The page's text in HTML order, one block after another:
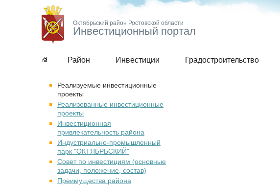
Октябрьский район Ростовской области
Инвестиционный портал
Район
Инвестиции Градостроительство
Реализуемые инвестиционные
проекты
Реализованные инвестиционные
проекты
Инвестиционная
привлекательность района
Индустриально-промышленный
парк "ОКТЯБРЬСКИЙ"
Совет по инвестициям (основные
задачи, положение, состав)
Преимущества района